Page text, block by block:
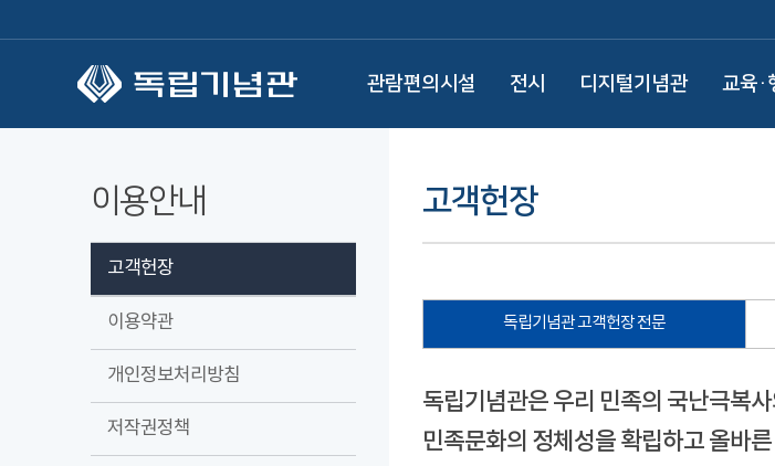
관람편의시설 전시 디지털기념관 교육·
이용안내
고객헌장
이용약관
개인정보처리방침
저작권정책
고객헌장
독립기념관 고객헌장 전문
독립기념관은 우리 민족의 국난극복
민족문화의 정체성을 확립하고 올바